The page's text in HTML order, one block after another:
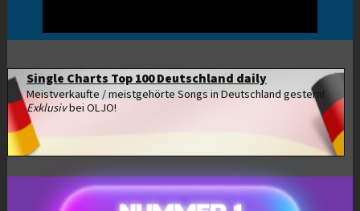
Single Charts Top 100 Deutschland daily
Meistverkaufte / meistgehörte Songs in Deutschland gestern!
Exklusivbei OLJO!